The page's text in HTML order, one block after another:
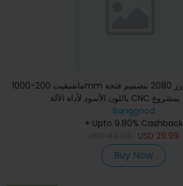
ماشيفيت 200-1000mm إطار الألمنيوم المؤازر 2080 بتصميم فتحة V
Banggood
+ Upto 9.80% Cashback
USD 29.99
Buy Now